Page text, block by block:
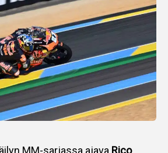
MM-sarjassa ajava Rico